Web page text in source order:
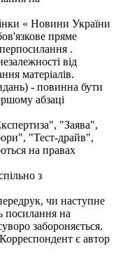
« Новини України
пряме
.
від
матеріалів.
- повинна бути
абзаці
"Заява",
"Тест-драйв",
на правах
з
чи наступне
посилання на
забороняється.
є автор